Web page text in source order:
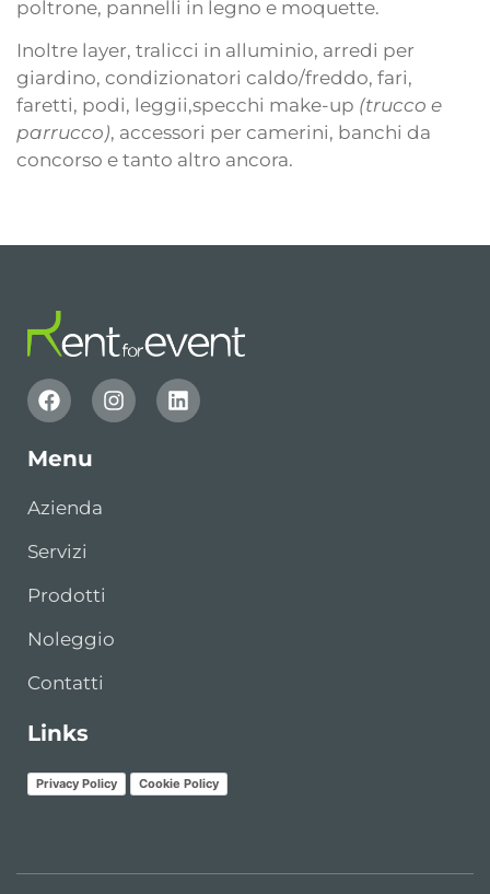
poltrone, pannelli in legno e moquette.
Inoltre layer, tralicci in alluminio, arredi per
giardino, condizionatori caldo/freddo, fari,
faretti, podi, leggii,specchi make-up (trucco e
parrucco), accessori per camerini, banchi da
concorso e tanto altro ancora.
Menu
Azienda
Servizi
Prodotti
Noleggio
Contatti
Links
Privacy Policy Cookie Policy